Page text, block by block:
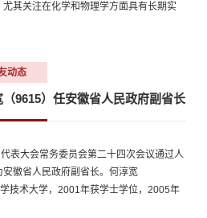
其关注在化学和物理学方面具有长期实
博士学位。博士毕业后在麻省理工学院担
动态
（9615）任安徽省人民政府副省长
表大会常务委员会第二十四次会议通过人
徽省人民政府副省长。何淳宽
技术大学，2001年获学士学位，2005年